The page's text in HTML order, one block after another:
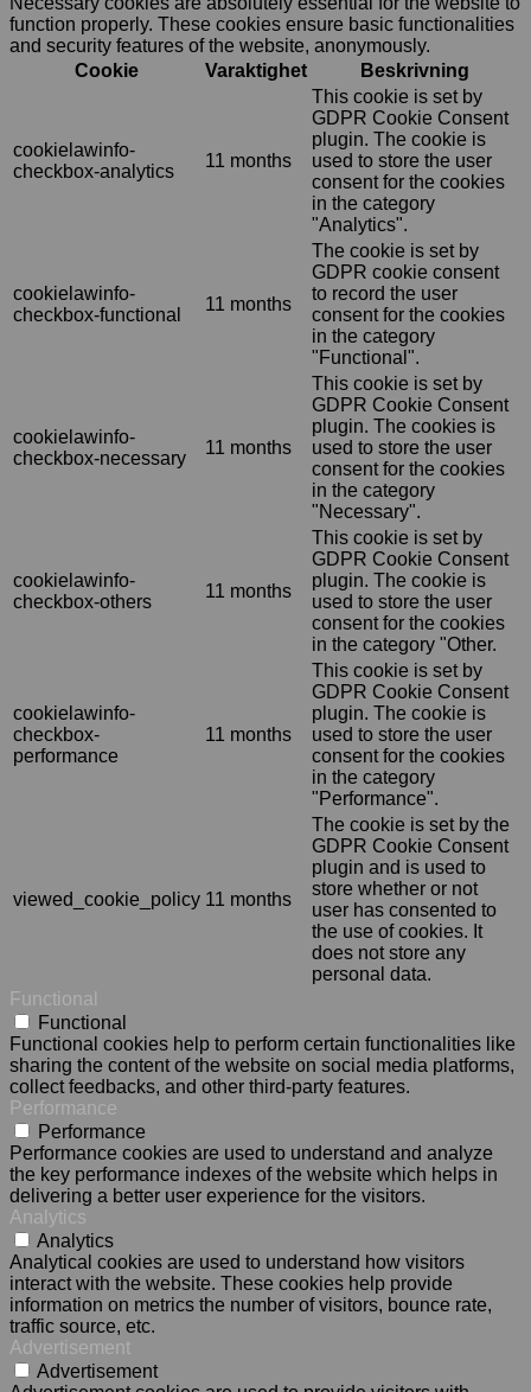
function properly. These cookies ensure basic functionalities
and security features of the website, anonymously.
Cookie
Varaktighet Beskrivning
cookielawinfo-
checkbox-analytics
11 months
This cookie is set by
GDPR Cookie Consent
plugin. The cookie is
used to store the user
consent for the cookies
in the category
"Analytics".
cookielawinfo-
checkbox-functional
11 months
The cookie is set by
GDPR cookie consent
to record the user
consent for the cookies
in the category
"Functional".
cookielawinfo-
checkbox-necessary
11 months
This cookie is set by
GDPR Cookie Consent
plugin. The cookies is
used to store the user
consent for the cookies
in the category
"Necessary".
cookielawinfo-
checkbox-others
11 months
This cookie is set by
GDPR Cookie Consent
plugin. The cookie is
used to store the user
consent for the cookies
in the category "Other.
cookielawinfo-
checkbox-
performance
11 months
This cookie is set by
GDPR Cookie Consent
plugin. The cookie is
used to store the user
consent for the cookies
in the category
"Performance".
viewed_cookie_policy 11 months
The cookie is set by the
GDPR Cookie Consent
plugin and is used to
store whether or not
user has consented to
the use of cookies. It
does not store any
personal data.
Functional
Functional
Functional cookies help to perform certain functionalities like
sharing the content of the website on social media platforms,
collect feedbacks, and other third-party features.
Performance
Performance
Performance cookies are used to understand and analyze
the key performance indexes of the website which helps in
delivering a better user experience for the visitors.
Analytics
Analytics
Analytical cookies are used to understand how visitors
interact with the website. These cookies help provide
information on metrics the number of visitors, bounce rate,
traffic source, etc.
Advertisement
Advertisement